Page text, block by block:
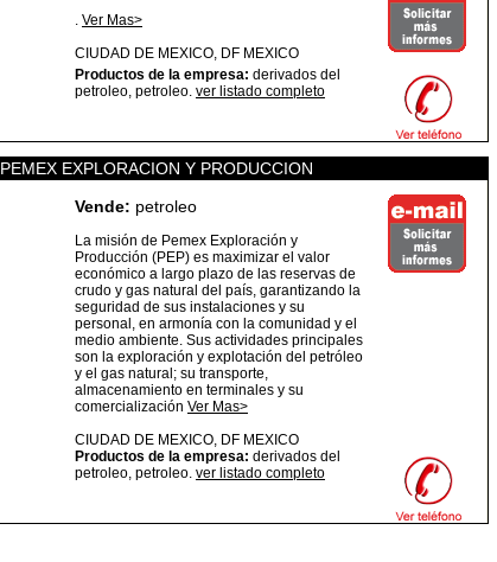
. Ver Mas>
CIUDAD DE MEXICO, DF MEXICO
Productos de la empresa: derivados del
petroleo, petroleo. ver listado completo
PEMEX EXPLORACION Y PRODUCCION
Vende: petroleo
La misión de Pemex Exploración y
Producción (PEP) es maximizar el valor
económico a largo plazo de las reservas de
crudo y gas natural del país, garantizando la
seguridad de sus instalaciones y su
personal, en armonía con la comunidad y el
medio ambiente. Sus actividades principales
son la exploración y explotación del petróleo
y el gas natural; su transporte,
almacenamiento en terminales y su
comercialización Ver Mas>
CIUDAD DE MEXICO, DF MEXICO
Productos de la empresa: derivados del
petroleo, petroleo. ver listado completo